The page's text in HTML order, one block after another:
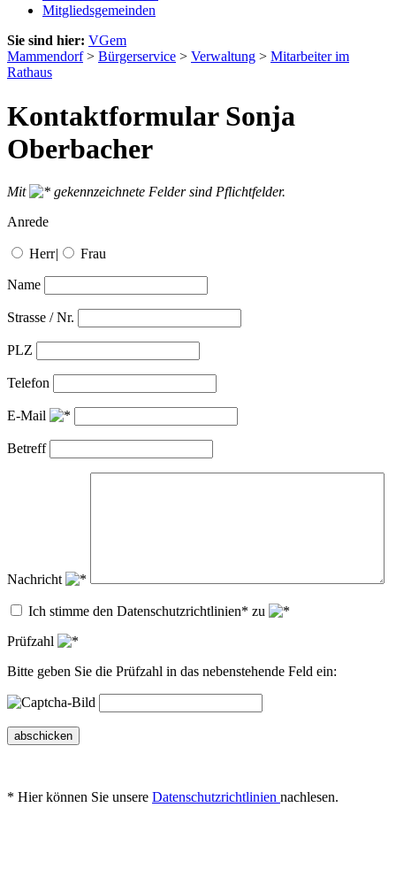
Mitgliedsgemeinden
Sie sind hier: VGem
Mammendorf> Bürgerservice > Verwaltung > Mitarbeiter im
Rathaus
Kontaktformular Sonja
Oberbacher
Mit
gekennzeichnete Felder sind Pflichtfelder.
Anrede
Herr| Frau
Name
Strasse / Nr.
PLZ
Telefon
E-Mail
Betreff
Nachricht
Ich stimme den Datenschutzrichtlinien* zu
Prüfzahl
Bitte geben Sie die Prüfzahl in das nebenstehende Feld ein:
abschicken
* Hier können Sie unsere Datenschutzrichtlinien nachlesen.